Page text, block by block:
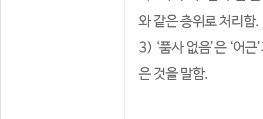
와 같은 층위로 처리함.
3) ‘품사 없음’은 ‘어
은 것을 말함.